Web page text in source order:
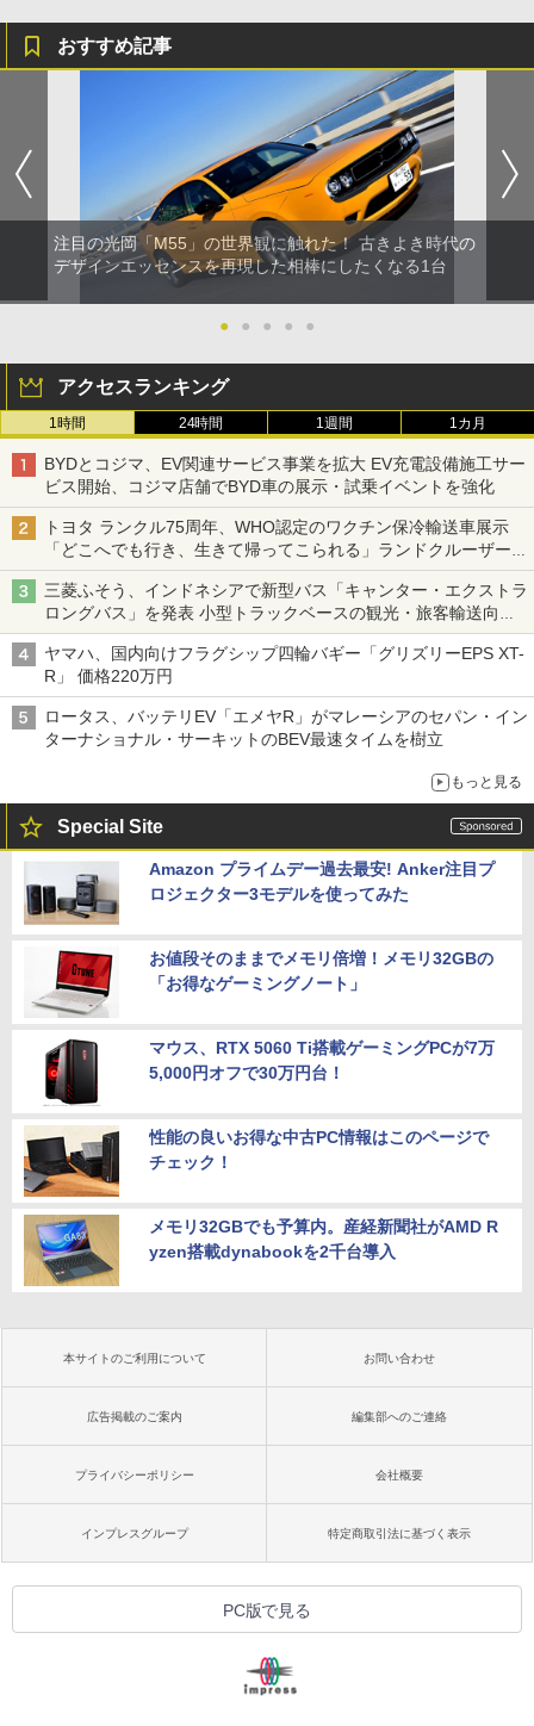
おすすめ記事
注目の光岡「M55」の世界観に触れた！ 古きよき時代の
デザインエッセンスを再現した相棒にしたくなる1台
● ● ● ● ●
アクセスランキング
1時間 24時間 1週間 1カ月
BYDとコジマ、EV関連サービス事業を拡大 EV充電設備施工サー
ビス開始、コジマ店舗でBYD車の展示・試乗イベントを強化
トヨタ ランクル75周年、WHO認定のワクチン保冷輸送車展示
「どこへでも行き、生きて帰ってこられる」ランドクルーザーで
命をつなぐ
三菱ふそう、インドネシアで新型バス「キャンター・エクストラ
ロングバス」を発表 小型トラックベースの観光・旅客輸送向け
バス
ヤマハ、国内向けフラグシップ四輪バギー「グリズリーEPS XT-
R」 価格220万円
ロータス、バッテリEV「エメヤR」がマレーシアのセパン・イン
ターナショナル・サーキットのBEV最速タイムを樹立
もっと見る
Special Site
Amazon プライムデー過去最安! Anker注目プ
ロジェクター3モデルを使ってみた
お値段そのままでメモリ倍増！メモリ32GBの
「お得なゲーミングノート」
マウス、RTX 5060 Ti搭載ゲーミングPCが7万
5,000円オフで30万円台！
性能の良いお得な中古PC情報はこのページで
チェック！
メモリ32GBでも予算内。産経新聞社がAMD R
yzen搭載dynabookを2千台導入
本サイトのご利用について お問い合わせ
広告掲載のご案内 編集部へのご連絡
プライバシーポリシー 会社概要
インプレスグループ 特定商取引法に基づく表示
PC版で見る